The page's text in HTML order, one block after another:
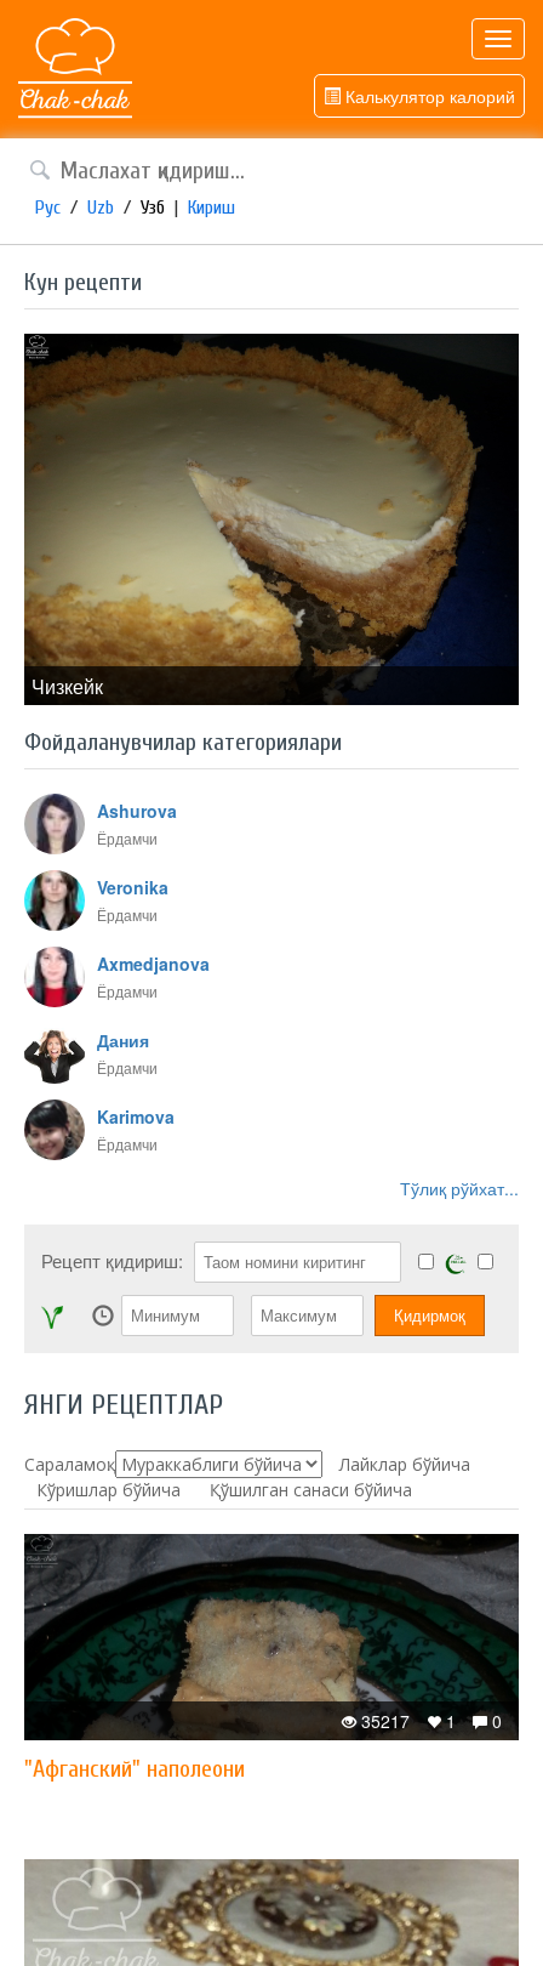
Калькулятор калорий
Рус / Uzb / Узб | Кириш
Кун рецепти
Чизкейк
Фойдаланувчилар категориялари
Ashurova
Ёрдамчи
Veronika
Ёрдамчи
Axmedjanova
Ёрдамчи
Дания
Ёрдамчи
Karimova
Ёрдамчи
Тўлиқ рўйхат...
Рецепт қидириш:
ЯНГИ РЕЦЕПТЛАР
Сараламоқ:
Лайклар бўйича
Кўришлар бўйича
Қўшилган санаси бўйича
0
1
35217
"Афганский" наполеони